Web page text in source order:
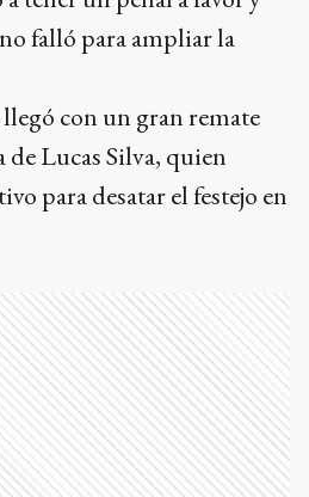
falló para ampliar la
con un gran remate
de Lucas Silva, quien
para desatar el festejo en